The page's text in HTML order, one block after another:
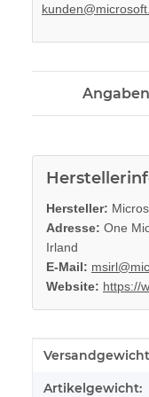
Hersteller:
Adresse: One
Irland
E-Mail:
Website: https://
Wert
Artikelgewicht: